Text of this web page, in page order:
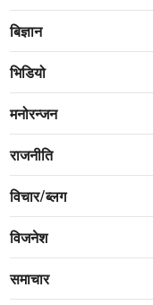
बिज्ञान
भिडियो
मनोरन्जन
राजनीति
विचार/ब्लग
विजनेश
समाचार